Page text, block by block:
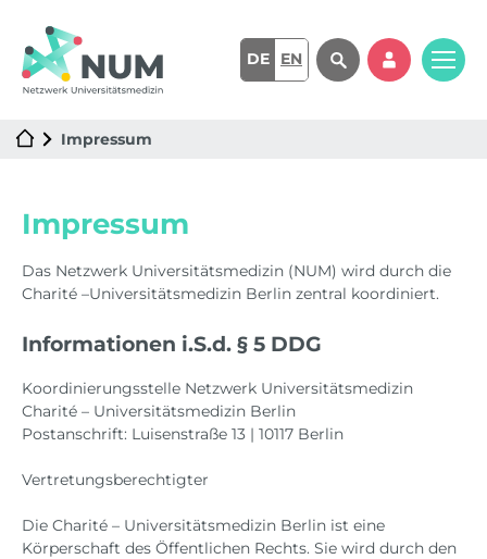
DE EN
Impressum
Impressum
Das Netzwerk Universitätsmedizin (NUM) wird durch die
Charité –Universitätsmedizin Berlin zentral koordiniert.
Informationen i.S.d. § 5 DDG
Koordinierungsstelle Netzwerk Universitätsmedizin
Charité – Universitätsmedizin Berlin
Postanschrift: Luisenstraße 13 | 10117 Berlin
Vertretungsberechtigter
Die Charité – Universitätsmedizin Berlin ist eine
Körperschaft des Öffentlichen Rechts. Sie wird durch den